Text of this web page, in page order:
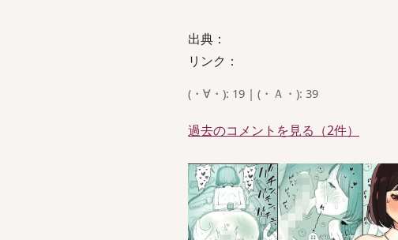
出典：
リンク：
(・∀・): 19 | (・Ａ・): 39
過去のコメントを見る（2件）